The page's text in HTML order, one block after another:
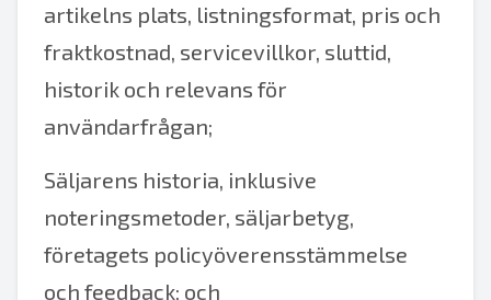
artikelns plats, listningsformat, pris och
fraktkostnad, servicevillkor, sluttid,
historik och relevans för
användarfrågan;
Säljarens historia, inklusive
noteringsmetoder, säljarbetyg,
företagets policyöverensstämmelse
och feedback; och